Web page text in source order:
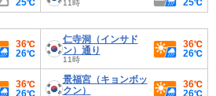
25℃
11時
25℃
36℃
26℃
仁寺洞（インサド
ン）通り
11時
36℃
26℃
36℃
26℃
景福宮（キョンボッ
クン）
36℃
26℃